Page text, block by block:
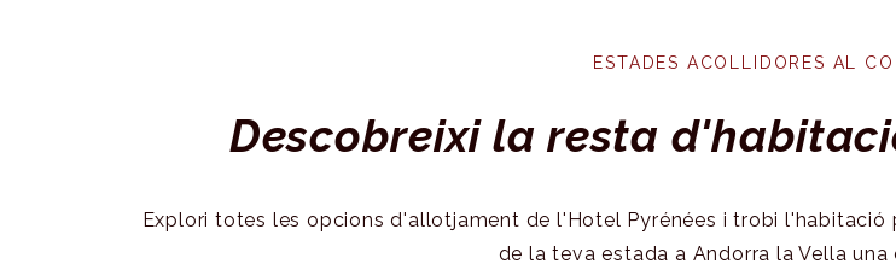
ALTRES SERVEIS:
Dutxa
satèl·lit
ESTADES ACOLLIDORES AL
Descobreixi la resta
Explori totes les opcions d'allotjament de l'Hotel Pyrénées i trobi l'habitació
de la teva estada a Andorra la Vella